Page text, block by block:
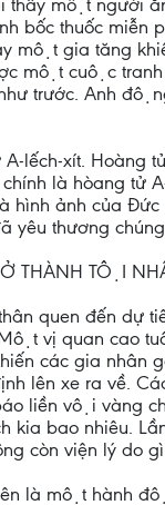
một người
bốc thuốc
một gia tăng
một cuộc
trước. Anh
lếch-xít. Hoàng
là hòang tử
hình ảnh của
yêu thương
THÀNH TỘI
quen đến dự
vị quan cao
các gia nhân
lên xe ra về.
liền vội vàng
kia bao nhiêu.
còn viện lý do
là một hành